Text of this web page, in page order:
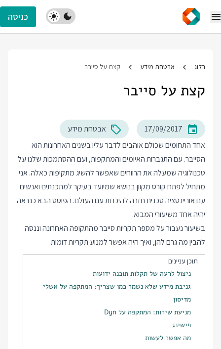
כניסה
בלוג אבטחת מידע קצת על סייבר
קצת על סייבר
17/09/2017
אבטחת מידע
אחד התחומים שכולם אוהבים לדבר עליו בשנים האחרונות הוא
הסייבר. עם התגברות האיומים והמתקפות, ועם ההסתמכות שלנו על
טכנולוגיה שמעלה את הרווחים שאפשר להשיג מתקיפות כאלה. אני
מתחיל לפתח קורס מקוון בנושא שמיועד בעיקר למתכנתים ואנשים
עם אוריינטציה טכנית חזרה להיכרות עם העולם. הפוסט הבא כנראה
יהיה אחד משיעורי המבוא.
בשיעור נעבור על מספר תקריות סייבר מהתקופה האחרונה וננסה
להבין מה גרם להן, ואיך היה אפשר למנוע תקריות דומות.
תוכן עניינים
ניצול לרעה של תקלות תוכנה ידועות
גניבת מידע שלא נשמר כמו שצריך: המתקפה על אשלי
מדיסון
מניעת שירות: המתקפה על Dyn
פישינג
מה אפשר לעשות